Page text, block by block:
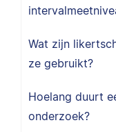
Wat zijn
ze gebruikt?
Hoelang duurt
onderzoek?